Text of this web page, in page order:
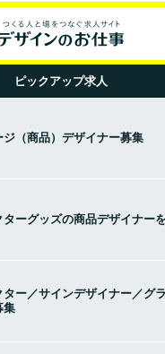
ピックアップ求人
ジ（商品）デザイナー募集
ターグッズの商品デザイナー
ター／サインデザイナー／グ
集